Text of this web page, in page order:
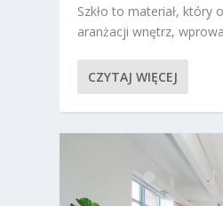
Szkło to materiał, który
aranżacji wnętrz,
CZYTAJ WIĘCEJ